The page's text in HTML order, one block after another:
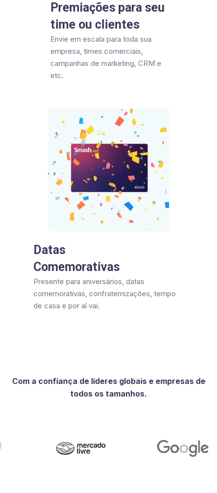
Premiações para seu
time ou clientes
Envie em escala para toda sua
empresa, times comerciais,
campanhas de marketing, CRM e
etc.
Datas
Comemorativas
Presente para aniversários, datas
comemorativas, confraternizações, tempo
de casa e por aí vai.
Com a confiança de líderes globais e empresas de
todos os tamanhos.